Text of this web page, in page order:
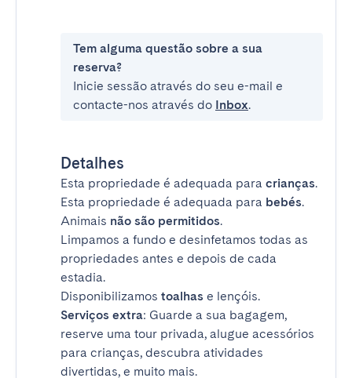
Tem alguma questão sobre a sua
reserva?
Inicie sessão através do seu e-mail e
contacte-nos através do Inbox.
Detalhes
Esta propriedade é adequada para crianças.
Esta propriedade é adequada para bebés.
Animais não são permitidos.
Limpamos a fundo e desinfetamos todas as
propriedades antes e depois de cada
estadia.
Disponibilizamos toalhas e lençóis.
Serviços extra: Guarde a sua bagagem,
reserve uma tour privada, alugue acessórios
para crianças, descubra atividades
divertidas, e muito mais.